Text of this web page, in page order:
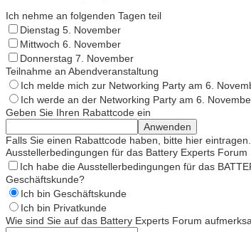
Ich nehme an folgenden Tagen teil
Dienstag 5. November
Mittwoch 6. November
Donnerstag 7. November
Teilnahme an Abendveranstaltung
Ich melde mich zur Networking Party am 6.
Ich werde an der Networking Party am 6.
Geben Sie Ihren Rabattcode ein
Anwenden
Falls Sie einen Rabattcode haben, bitte hier eintragen.
Ausstellerbedingungen für das Battery Experts Forum
Ich habe die Ausstellerbedingungen für das
Geschäftskunde?
Ich bin Geschäftskunde
Ich bin Privatkunde
Wie sind Sie auf das Battery Experts Forum